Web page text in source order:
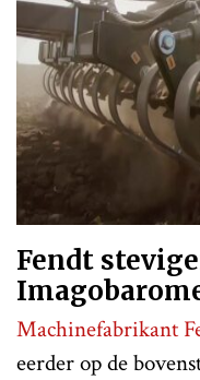
Fendt
Machinefabrikant
eerder op de